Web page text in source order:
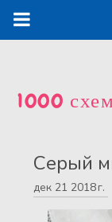
1000
Серый
дек 21 2018 г.